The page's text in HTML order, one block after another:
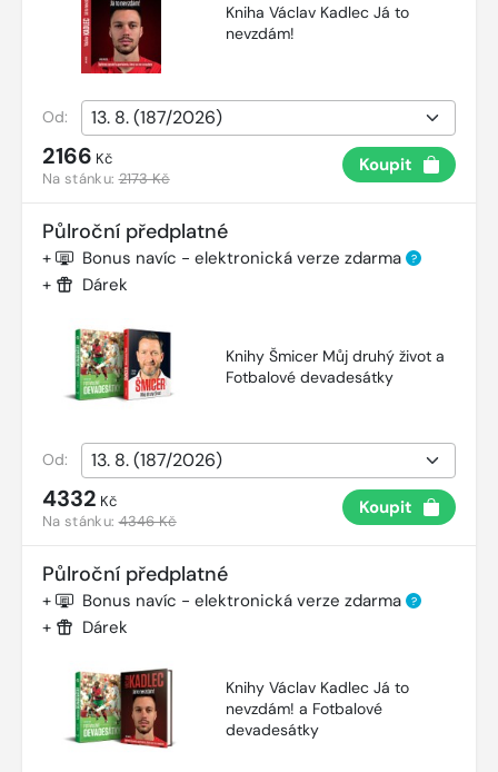
Kniha Václav Kadlec Já to
nevzdám!
Od:
2166 Kč
Na stánku:2173 Kč
Koupit
Půlroční předplatné
+ Bonus navíc - elektronická verze zdarma ?
+ Dárek
Knihy Šmicer Můj druhý život a
Fotbalové devadesátky
Od:
4332 Kč
Na stánku:4346 Kč
Koupit
Půlroční předplatné
+ Bonus navíc - elektronická verze zdarma ?
+ Dárek
Knihy Václav Kadlec Já to
nevzdám! a Fotbalové
devadesátky